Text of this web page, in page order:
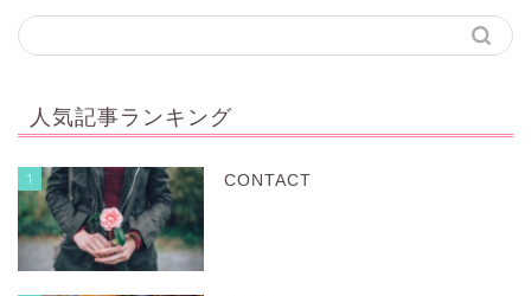
人気記事ランキング
1 CONTACT